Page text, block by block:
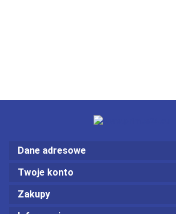
Dane adresowe
Twoje konto
Zakupy